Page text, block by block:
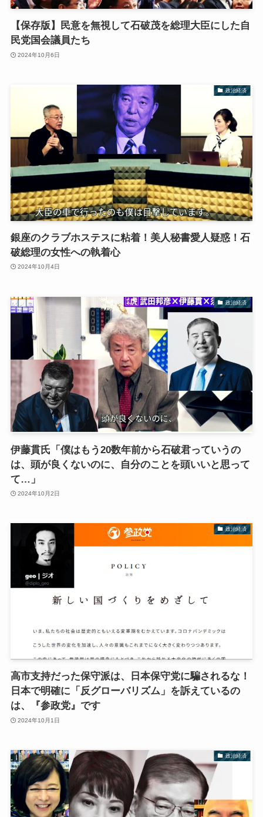
【保存版】民意を無視して石破茂を総理大臣にした自
民党国会議員たち
2024年10月6日
政治経済
銀座のクラブホステスに粘着！美人秘書愛人疑惑！石
破総理の女性への執着心
2024年10月4日
政治経済
伊藤貫氏「僕はもう20数年前から石破君っていうの
は、頭が良くないのに、自分のことを頭いいと思って
て…」
2024年10月2日
政治経済
高市支持だった保守派は、日本保守党に騙されるな！
日本で明確に「反グローバリズム」を訴えているの
は、『参政党』です
2024年10月1日
政治経済